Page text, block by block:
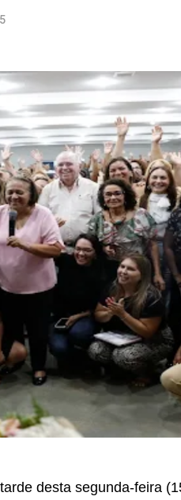
desta segunda-feira